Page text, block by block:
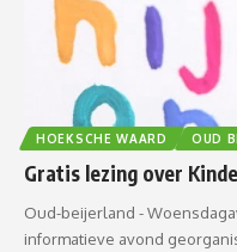
HOEKSCHE WAARD OUD
Gratis lezing over
Oud-beijerland -
informatieve avond